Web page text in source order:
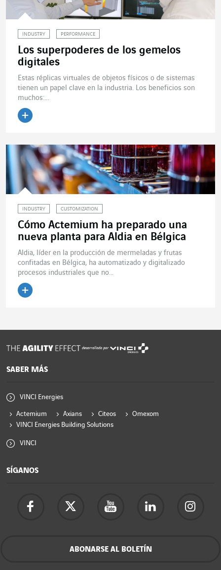
INDUSTRY PERFORMANCE
Los superpoderes de los gemelos
digitales
Estas réplicas virtuales de objetos físicos o de sistemas
tienen un papel clave en la industria. Los beneficios son
muchos:...
INDUSTRY CUSTOMIZATION
Cómo Actemium ha preparado una
nueva planta para Aldia en Bélgica
Aldia, líder en la producción de mermeladas y frutas
confitadas en Bélgica, ha automatizado y digitalizado
procesos industriales que no...
desarrollado por
SABER MÁS
VINCI Energies
Actemium Axians Citeos
Omexom
VINCI Energies Building Solutions
VINCI
SÍGANOS
ABONARSE AL BOLETÍN